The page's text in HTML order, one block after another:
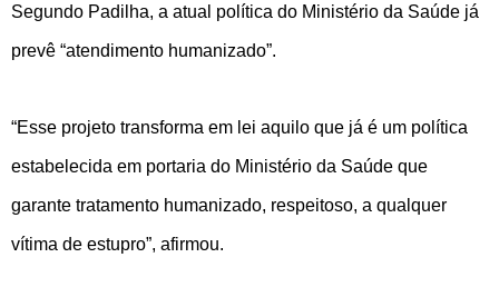
Segundo Padilha, a atual política do Ministério da Saúde já
prevê “atendimento humanizado”.
“Esse projeto transforma em lei aquilo que já é um política
estabelecida em portaria do Ministério da Saúde que
garante tratamento humanizado, respeitoso, a qualquer
vítima de estupro”, afirmou.